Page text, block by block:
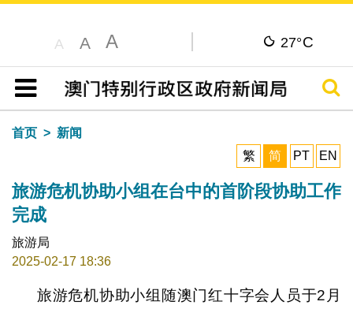
A A A 27°C
目录
搜寻
首页
新闻
繁
简 PT EN
旅游危机协助小组在台中的首阶段协助工作
完成
旅游局
2025-02-17 18:36
旅游危机协助小组随澳门红十字会人员于2月